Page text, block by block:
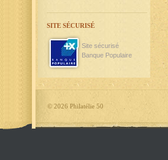
SITE SÉCURISÉ
Site sécurisé
Banque Populaire
© 2026 Philatélie 50